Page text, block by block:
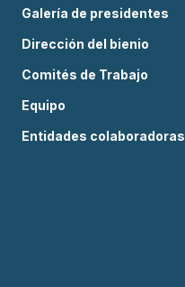
Galería de presidentes
Dirección del bienio
Comités de Trabajo
Equipo
Entidades colaboradoras